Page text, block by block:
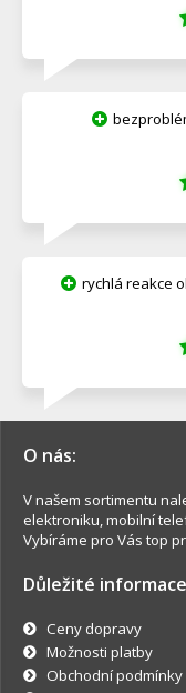
rychlá reakce
O nás:
V našem sortimentu
elektroniku, mobilní
Vybíráme pro Vás top
Důležité
Ceny dopravy
Možnosti platby
Obchodní podmínky